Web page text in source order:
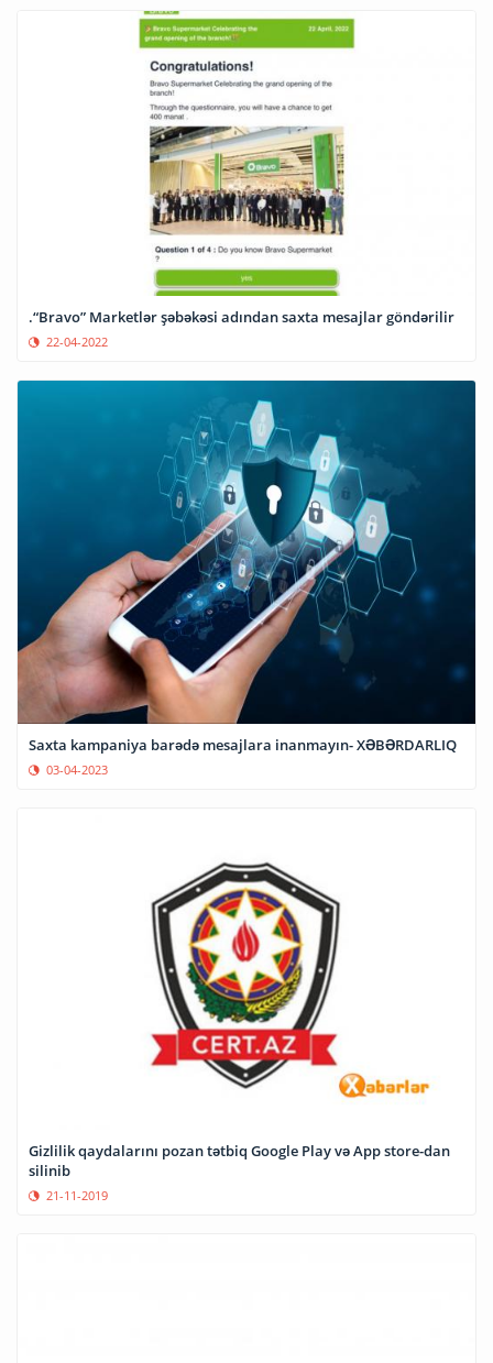
.“Bravo” Marketlər şəbəkəsi adından saxta mesajlar göndərilir
22-04-2022
Saxta kampaniya barədə mesajlara inanmayın- XƏBƏRDARLIQ
03-04-2023
Gizlilik qaydalarını pozan tətbiq Google Play və App store-dan
silinib
21-11-2019